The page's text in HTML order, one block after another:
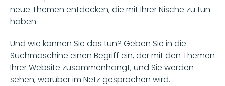
neue Themen entdecken, die mit Ihrer Nische zu tun
haben.
Und wie können Sie das tun? Geben Sie in die
Suchmaschine einen Begriff ein, der mit den Themen
Ihrer Website zusammenhängt, und Sie werden
sehen, worüber im Netz gesprochen wird.